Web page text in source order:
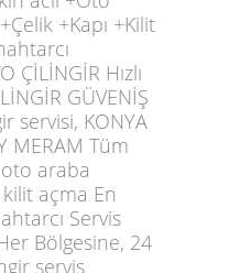
+Kapı +Kilit
ÇİLİNGİR Hızlı
GÜVENİŞ
servisi, KONYA
MERAM Tüm
araba
açma En
Servis
Bölgesine, 24
servis